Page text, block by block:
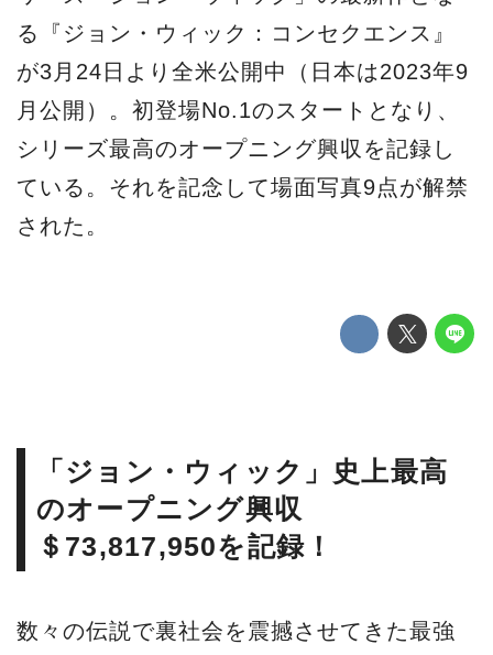
る『ジョン・ウィック：コンセクエンス』
が3月24日より全米公開中（日本は2023年9
月公開）。初登場No.1のスタートとなり、
シリーズ最高のオープニング興収を記録し
ている。それを記念して場面写真9点が解禁
された。
「ジョン・ウィック」史上最高
のオープニング興収
＄73,817,950を記録！
数々の伝説で裏社会を震撼させてきた最強